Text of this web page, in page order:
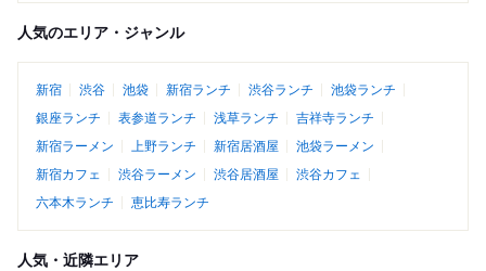
人気のエリア・ジャンル
新宿 渋谷 池袋 新宿ランチ 渋谷ランチ
池袋ランチ
銀座ランチ
表参道ランチ 浅草ランチ
吉祥寺ランチ
新宿ラーメン
上野ランチ 新宿居酒屋
池袋ラーメン
新宿カフェ
渋谷ラーメン 渋谷居酒屋
渋谷カフェ
六本木ランチ
恵比寿ランチ
人気・近隣エリア